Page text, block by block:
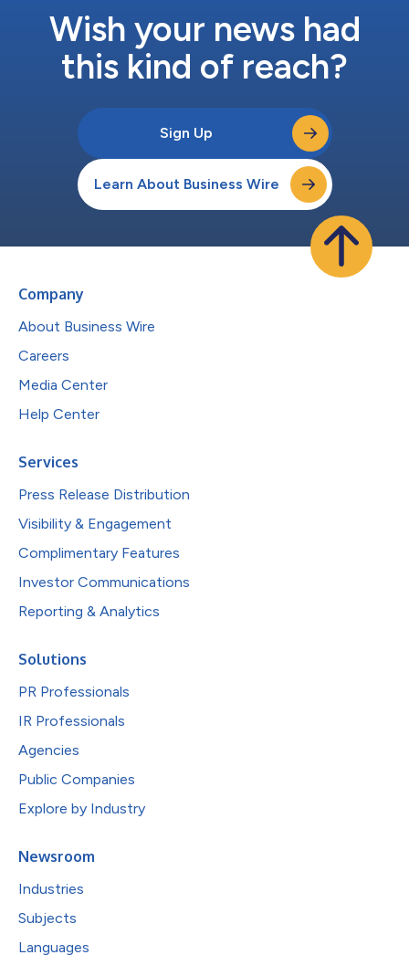
Wish your news had
this kind of reach?
Sign Up
Learn About Business Wire
Company
About Business Wire
Careers
Media Center
Help Center
Services
Press Release Distribution
Visibility & Engagement
Complimentary Features
Investor Communications
Reporting & Analytics
Solutions
PR Professionals
IR Professionals
Agencies
Public Companies
Explore by Industry
Newsroom
Industries
Subjects
Languages